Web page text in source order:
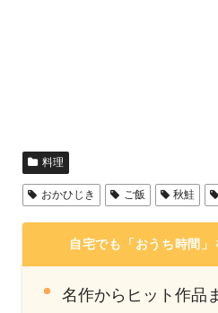
料理
おかひじき ご飯 秋鮭
自宅でも「おうち時間
名作からヒット作品